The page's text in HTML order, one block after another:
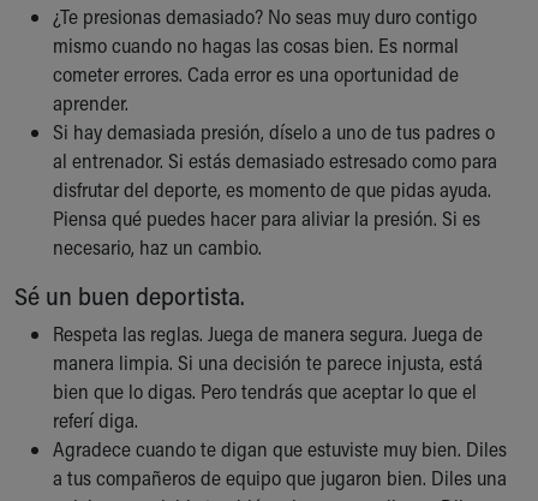
¿Te presionas demasiado? No seas muy duro contigo
mismo cuando no hagas las cosas bien. Es normal
cometer errores. Cada error es una oportunidad de
aprender.
Si hay demasiada presión, díselo a uno de tus padres o
al entrenador. Si estás demasiado estresado como para
disfrutar del deporte, es momento de que pidas ayuda.
Piensa qué puedes hacer para aliviar la presión. Si es
necesario, haz un cambio.
Sé un buen deportista.
Respeta las reglas. Juega de manera segura. Juega de
manera limpia. Si una decisión te parece injusta, está
bien que lo digas. Pero tendrás que aceptar lo que el
referí diga.
Agradece cuando te digan que estuviste muy bien. Diles
a tus compañeros de equipo que jugaron bien. Diles una